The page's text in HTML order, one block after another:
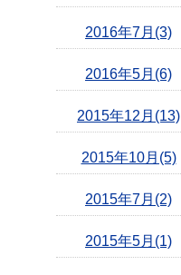
2016年7月(3)
2016年5月(6)
2015年12月(13)
2015年10月(5)
2015年7月(2)
2015年5月(1)